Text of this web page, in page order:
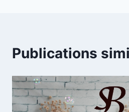
Publications